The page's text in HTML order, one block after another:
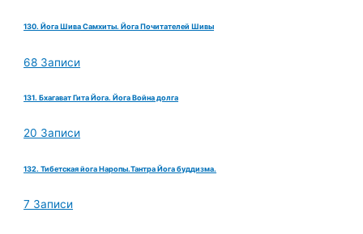
130. Йога Шива Самхиты. Йога Почитателей Шивы
68 Записи
131. Бхагават Гита Йога. Йога Война долга
20 Записи
132. Тибетская йога Наропы.Тантра Йога буддизма.
7 Записи